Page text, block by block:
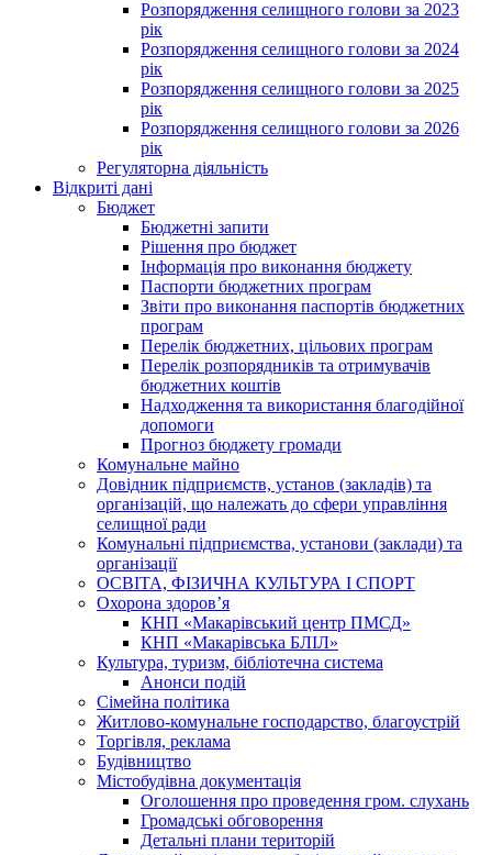
Розпорядження селищного голови за 2023
рік
Розпорядження селищного голови за 2024
рік
Розпорядження селищного голови за 2025
рік
Розпорядження селищного голови за 2026
рік
Регуляторна діяльність
Відкриті дані
Бюджет
Бюджетні запити
Рішення про бюджет
Інформація про виконання бюджету
Паспорти бюджетних програм
Звіти про виконання паспортів бюджетних
програм
Перелік бюджетних, цільових програм
Перелік розпорядників та отримувачів
бюджетних коштів
Надходження та використання благодійної
допомоги
Прогноз бюджету громади
Комунальне майно
Довідник підприємств, установ (закладів) та
організацій, що належать до сфери управління
селищної ради
Комунальні підприємства, установи (заклади) та
організації
ОСВІТА, ФІЗИЧНА КУЛЬТУРА І СПОРТ
Охорона здоров’я
КНП «Макарівський центр ПМСД»
КНП «Макарівська БЛІЛ»
Культура, туризм, бібліотечна система
Анонси подій
Сімейна політика
Житлово-комунальне господарство, благоустрій
Торгівля, реклама
Будівництво
Містобудівна документація
Оголошення про проведення гром. слухань
Громадські обговорення
Детальні плани територій